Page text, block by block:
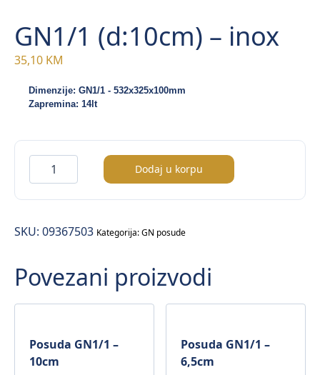
GN1/1 (d:10cm) – inox
35,10 KM
Dimenzije: GN1/1 - 532x325x100mm
Zapremina: 14lt
GN1/1
(d:10cm)
–
količina
Dodaj u korpu
SKU: 09367503 Kategorija:GN posude
Povezani proizvodi
Posuda GN1/1 –
10cm
Posuda GN1/1 –
6,5cm